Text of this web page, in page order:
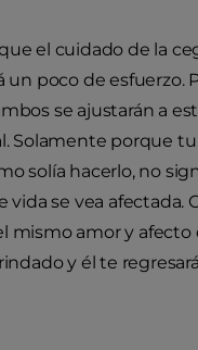
el cuidado de la
un poco de esfuerzo.
se ajustarán a
Solamente porque
solía hacerlo, no
vida se vea afectada.
mismo amor y afecto
y él te